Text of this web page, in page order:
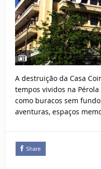
A destruição da Casa
tempos vividos na
como buracos sem
aventuras, espaços
Share